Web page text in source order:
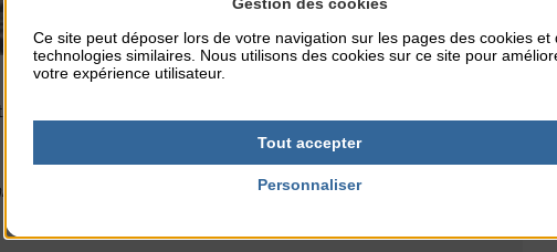
fibres musculaires.
Ce site peut déposer lors de votre navigation sur les pages des cookies et
technologies similaires. Nous utilisons des cookies sur ce site pour
votre expérience utilisateur.
Tout accepter
Personnaliser